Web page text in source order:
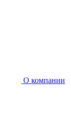
О компании